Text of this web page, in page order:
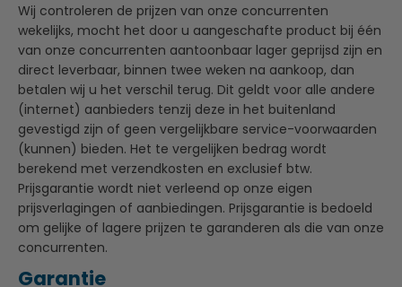
Wij controleren de prijzen van onze concurrenten
wekelijks, mocht het door u aangeschafte product bij één
van onze concurrenten aantoonbaar lager geprijsd zijn en
direct leverbaar, binnen twee weken na aankoop, dan
betalen wij u het verschil terug. Dit geldt voor alle andere
(internet) aanbieders tenzij deze in het buitenland
gevestigd zijn of geen vergelijkbare service-voorwaarden
(kunnen) bieden. Het te vergelijken bedrag wordt
berekend met verzendkosten en exclusief btw.
Prijsgarantie wordt niet verleend op onze eigen
prijsverlagingen of aanbiedingen. Prijsgarantie is bedoeld
om gelijke of lagere prijzen te garanderen als die van onze
concurrenten.
Garantie